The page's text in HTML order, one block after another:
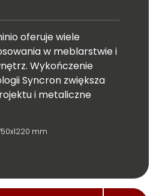
oferuje wiele
w meblarstwie i
Wykończenie
Syncron zwiększa
i metaliczne
mm